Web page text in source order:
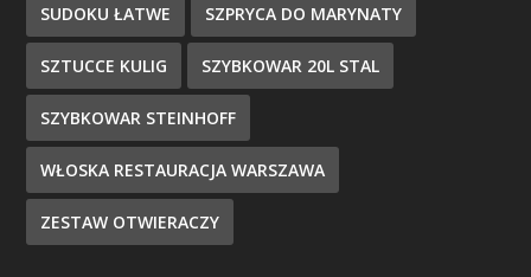
SUDOKU ŁATWE SZPRYCA DO MARYNATY
SZTUCCE KULIG SZYBKOWAR 20L STAL
SZYBKOWAR STEINHOFF
WŁOSKA RESTAURACJA WARSZAWA
ZESTAW OTWIERACZY